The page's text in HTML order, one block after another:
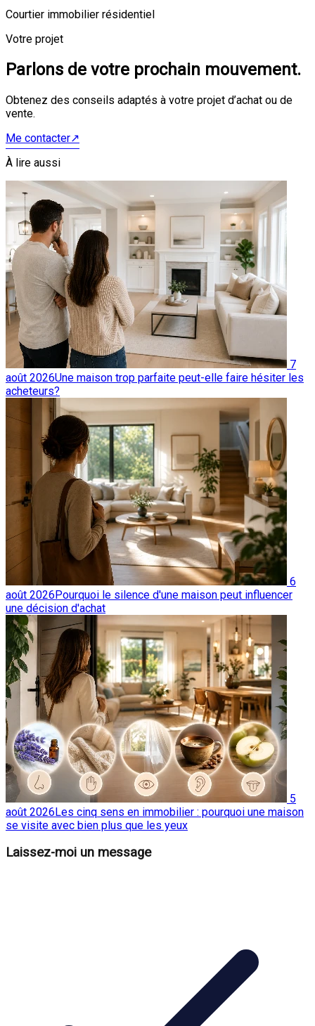
Courtier immobilier résidentiel
Votre projet
Parlons de votre prochain mouvement.
Obtenez des conseils adaptés à votre projet d’achat ou de
vente.
Me contacter↗
À lire aussi
7
août 2026Une maison trop parfaite peut-elle faire hésiter les
acheteurs?
6
août 2026Pourquoi le silence d'une maison peut influencer
une décision d'achat
5
août 2026Les cinq sens en immobilier : pourquoi une maison
se visite avec bien plus que les yeux
Laissez-moi un message